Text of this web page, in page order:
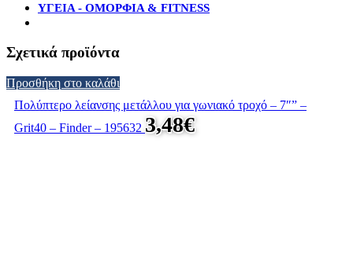
ΥΓΕΙΑ - ΟΜΟΡΦΙΑ & FITNESS
Σχετικά προϊόντα
Προσθήκη στο καλάθι
Πολύπτερο λείανσης μετάλλου για γωνιακό τροχό – 7″” –
Grit40 – Finder – 195632 3,48€